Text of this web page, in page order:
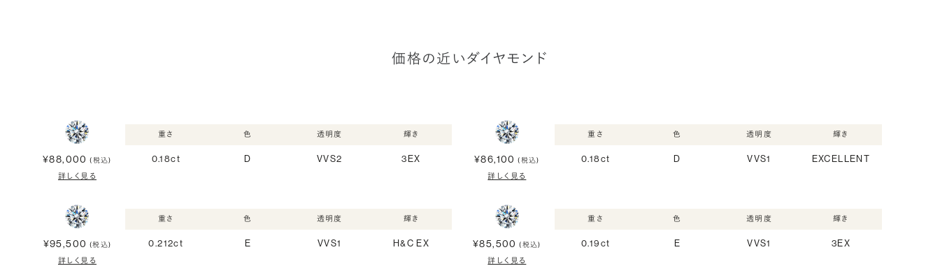
価格の近いダイヤモンド
¥88,000 (税込)
詳しく見る
重さ
0.18ct
色
D
透明度
VVS2
輝き
3EX ¥86,100 (税込)
詳しく見る
重さ
0.18ct
色
D
透明度
VVS1
輝き
EXCELLENT
¥95,500 (税込)
詳しく見る
重さ
0.212ct
色
E
透明度
VVS1
輝き
H&C EX ¥85,500 (税込)
詳しく見る
重さ
0.19ct
色
E
透明度
VVS1
輝き
3EX